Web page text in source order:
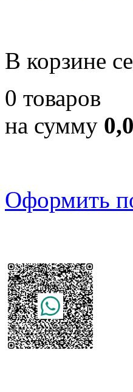
В корзине
0 товаров
на сумму
Оформить